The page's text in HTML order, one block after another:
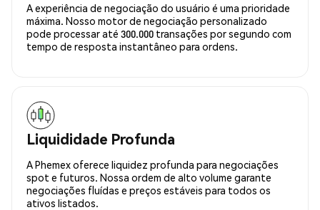
A experiência de negociação do usuário é uma prioridade
máxima. Nosso motor de negociação personalizado
pode processar até 300.000 transações por segundo com
tempo de resposta instantâneo para ordens.
Liquididade Profunda
A Phemex oferece liquidez profunda para negociações
spot e futuros. Nossa ordem de alto volume garante
negociações fluídas e preços estáveis para todos os
ativos listados.